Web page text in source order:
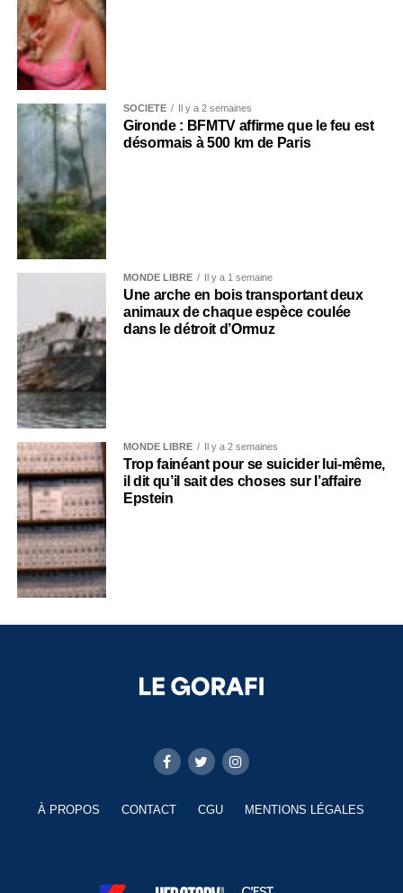
SOCIÉTÉ Il y a 2 semaines
Gironde : BFMTV affirme que le feu est
désormais à 500 km de Paris
MONDE LIBRE Il y a 1 semaine
Une arche en bois transportant deux
animaux de chaque espèce coulée
dans le détroit d’Ormuz
MONDE LIBRE Il y a 2 semaines
Trop fainéant pour se suicider lui-même,
il dit qu’il sait des choses sur l’affaire
Epstein
À PROPOS CONTACT CGU MENTIONS LÉGALES